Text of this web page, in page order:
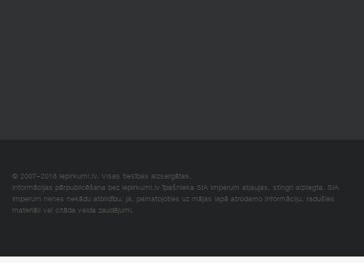
© 2007–2018 Iepirkumi.lv. Visas tiesības aizsargātas.
Informācijas pārpublicēšana bez iepirkumi.lv īpašnieka SIA Imperum atļaujas, stingri aizliegta. SIA
Imperum nenes nekādu atbildību, ja, pamatojoties uz mājas lapā atrodamo informāciju, radušies
materiāli vai citāda veida zaudējumi.